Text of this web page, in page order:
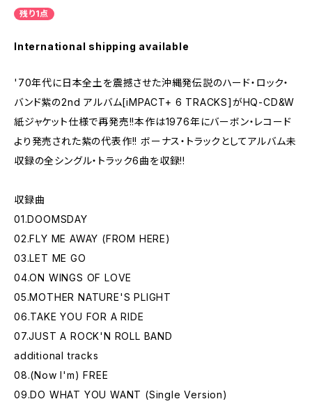
残り1点
International shipping available
'70年代に日本全土を震撼させた沖縄発伝説のハード・ロック・
バンド紫の2nd アルバム[iMPACT+ 6 TRACKS]がHQ-CD&W
紙ジャケット仕様で再発売!!本作は1976年にバーボン・レコード
より発売された紫の代表作!! ボーナス・トラックとしてアルバム未
収録の全シングル・トラック6曲を収録!!
収録曲
01.DOOMSDAY
02.FLY ME AWAY (FROM HERE)
03.LET ME GO
04.ON WINGS OF LOVE
05.MOTHER NATURE'S PLIGHT
06.TAKE YOU FOR A RIDE
07.JUST A ROCK'N ROLL BAND
additional tracks
08.(Now I'm) FREE
09.DO WHAT YOU WANT (Single Version)